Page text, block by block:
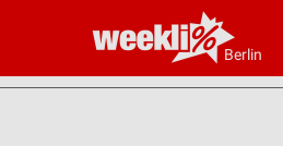
Berlin